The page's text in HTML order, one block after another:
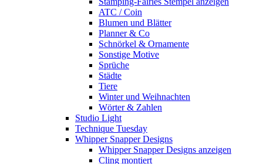
ATC / Coin
Blumen und Blätter
Planner & Co
Schnörkel & Ornamente
Sonstige Motive
Sprüche
Städte
Tiere
Winter und Weihnachten
Wörter & Zahlen
Studio Light
Technique Tuesday
Whipper Snapper Designs
Whipper Snapper Designs anzeigen
Cling montiert